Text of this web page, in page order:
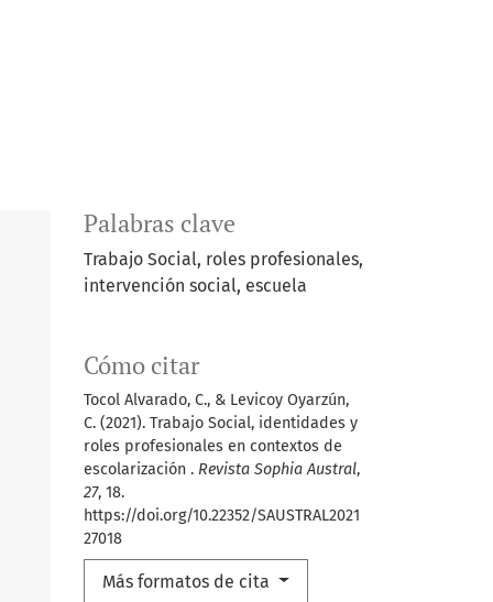
Palabras clave
Trabajo Social, roles profesionales,
intervención social, escuela
Cómo citar
Tocol Alvarado, C., & Levicoy Oyarzún,
C. (2021). Trabajo Social, identidades y
roles profesionales en contextos de
escolarización . Revista Sophia Austral,
27, 18.
https://doi.org/10.22352/SAUSTRAL2021
27018
Más formatos de cita